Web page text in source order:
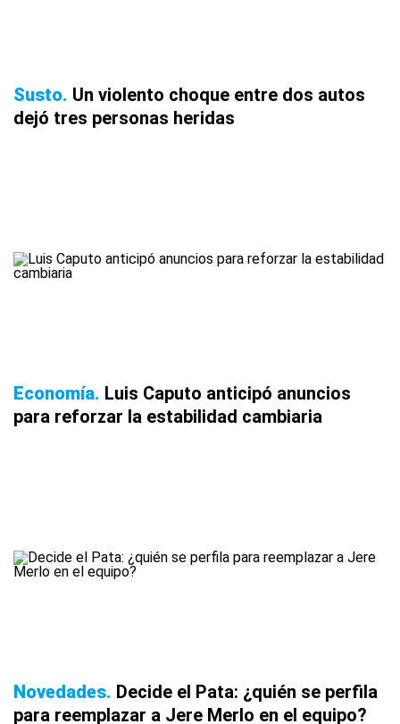
Susto Un violento choque entre dos autos
dejó tres personas heridas
Economía Luis Caputo anticipó anuncios
para reforzar la estabilidad cambiaria
Novedades Decide el Pata: ¿quién se perfila
para reemplazar a Jere Merlo en el equipo?